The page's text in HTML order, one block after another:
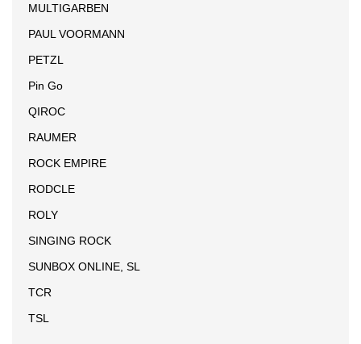
MULTIGARBEN
PAUL VOORMANN
PETZL
Pin Go
QIROC
RAUMER
ROCK EMPIRE
RODCLE
ROLY
SINGING ROCK
SUNBOX ONLINE, SL
TCR
TSL